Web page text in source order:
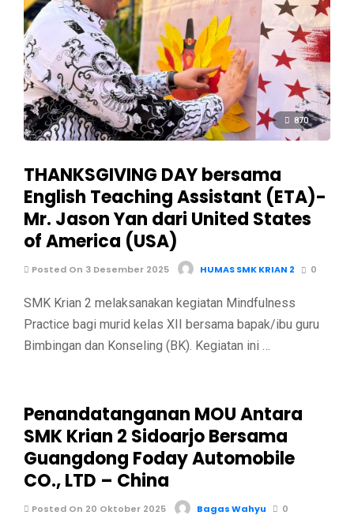
870
THANKSGIVING DAY bersama
English Teaching Assistant (ETA)-
Mr. Jason Yan dari United States
of America (USA)
Posted On 3 Desember 2025 HUMAS SMK KRIAN 2 0
SMK Krian 2 melaksanakan kegiatan Mindfulness
Practice bagi murid kelas XII bersama bapak/ibu guru
Bimbingan dan Konseling (BK). Kegiatan ini …
Penandatanganan MOU Antara
SMK Krian 2 Sidoarjo Bersama
Guangdong Foday Automobile
CO., LTD – China
Posted On 20 Oktober 2025 Bagas Wahyu 0